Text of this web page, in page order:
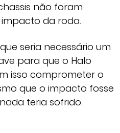
não foram
da roda.
seria necessário um
para que o Halo
isso comprometer o
que o impacto fosse
nada teria sofrido.